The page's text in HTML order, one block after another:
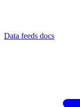
Data feeds docs